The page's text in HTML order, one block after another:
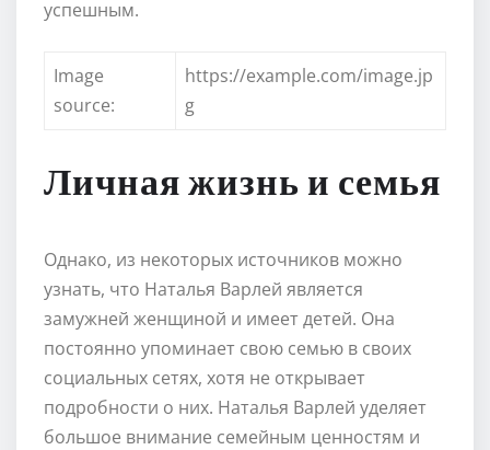
успешным.
Image
source:
https://example.com/image.jp
g
Личная жизнь и семья
Однако, из некоторых источников можно
узнать, что Наталья Варлей является
замужней женщиной и имеет детей. Она
постоянно упоминает свою семью в своих
социальных сетях, хотя не открывает
подробности о них. Наталья Варлей уделяет
большое внимание семейным ценностям и